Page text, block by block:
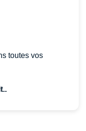
toutes vos